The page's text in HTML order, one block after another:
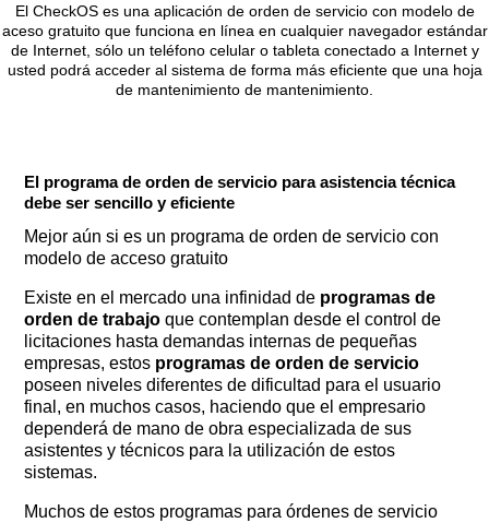
El CheckOS es una aplicación de orden de servicio con modelo de
aceso gratuito que funciona en línea en cualquier navegador estándar
de Internet, sólo un teléfono celular o tableta conectado a Internet y
usted podrá acceder al sistema de forma más eficiente que una hoja
de mantenimiento de mantenimiento.
El programa de orden de servicio para asistencia técnica
debe ser sencillo y eficiente
Mejor aún si es un programa de orden de servicio con
modelo de acceso gratuito
Existe en el mercado una infinidad de programas de
orden de trabajo que contemplan desde el control de
licitaciones hasta demandas internas de pequeñas
empresas, estos programas de orden de servicio
poseen niveles diferentes de dificultad para el usuario
final, en muchos casos, haciendo que el empresario
dependerá de mano de obra especializada de sus
asistentes y técnicos para la utilización de estos
sistemas.
Muchos de estos programas para órdenes de servicio